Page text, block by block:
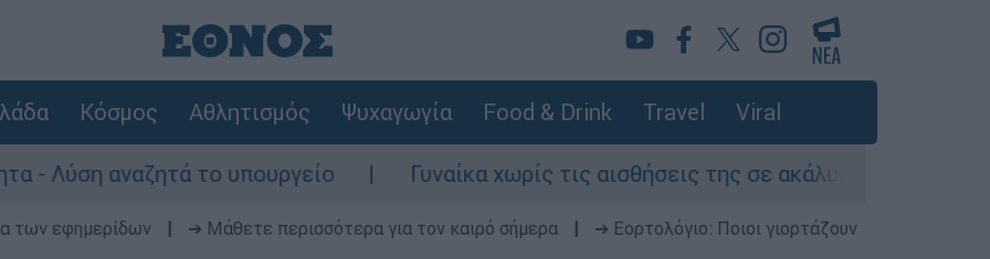
Κόσμος Αθλητισμός Ψυχαγωγία Food & Drink Travel Viral
αναζητά το υπουργείο Γυναίκα χωρίς τις αισθήσεις της σε ακάλυπτο
των εφημερίδων ➔ Μάθετε περισσότερα για τον καιρό σήμερα
➔ Εορτολόγιο: Ποιοι γιορτάζουν